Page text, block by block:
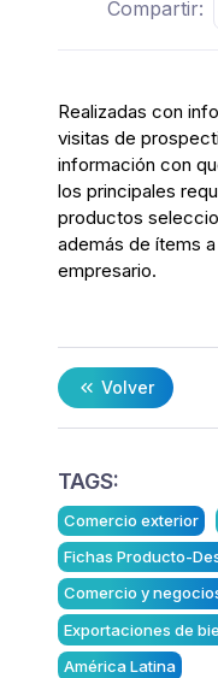
Compartir:
Realizadas con
visitas de
información con
los principales
productos
además de ítems
empresario.
Volver
TAGS:
Comercio exterior
Fichas Producto-
Comercio y
Exportaciones de
América Latina